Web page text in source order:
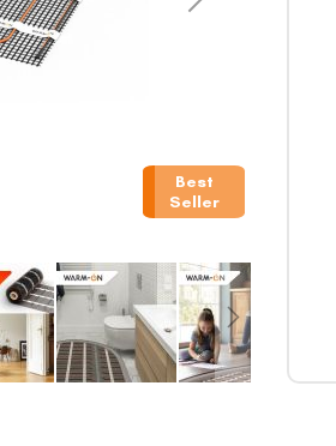
Best
Seller